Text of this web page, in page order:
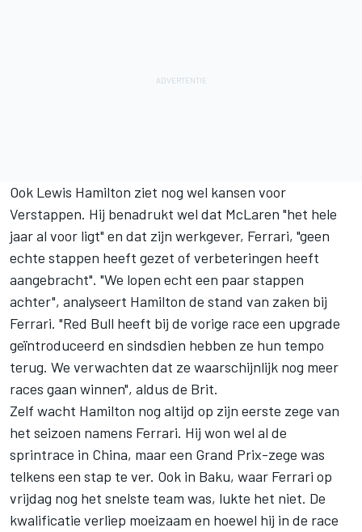
Ook Lewis Hamilton ziet nog wel kansen voor
Verstappen. Hij benadrukt wel dat McLaren "het hele
jaar al voor ligt" en dat zijn werkgever, Ferrari, "geen
echte stappen heeft gezet of verbeteringen heeft
aangebracht". "We lopen echt een paar stappen
achter", analyseert Hamilton de stand van zaken bij
Ferrari. "Red Bull heeft bij de vorige race een upgrade
geïntroduceerd en sindsdien hebben ze hun tempo
terug. We verwachten dat ze waarschijnlijk nog meer
races gaan winnen", aldus de Brit.
Zelf wacht Hamilton nog altijd op zijn eerste zege van
het seizoen namens Ferrari. Hij won wel al de
sprintrace in China, maar een Grand Prix-zege was
telkens een stap te ver. Ook in Baku, waar Ferrari op
vrijdag nog het snelste team was, lukte het niet. De
kwalificatie verliep moeizaam en hoewel hij in de race